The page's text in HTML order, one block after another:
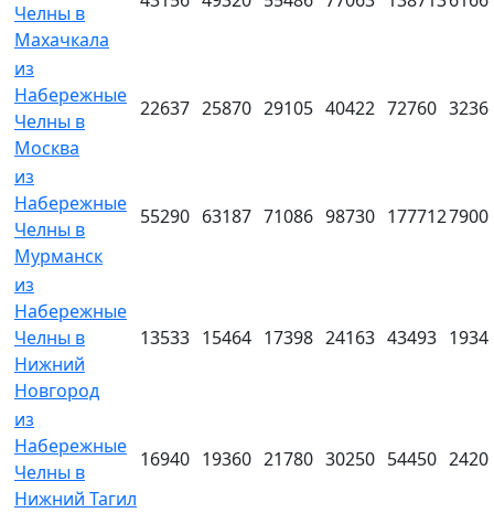
Челны в
Махачкала
из
Набережные
Челны в
Москва
22637 25870 29105 40422 72760 3236
из
Набережные
Челны в
Мурманск
55290 63187 71086 98730 1777127900
из
Набережные
Челны в
Нижний
Новгород
13533 15464 17398 24163 43493 1934
из
Набережные
Челны в
Нижний Тагил
16940 19360 21780 30250 54450 2420